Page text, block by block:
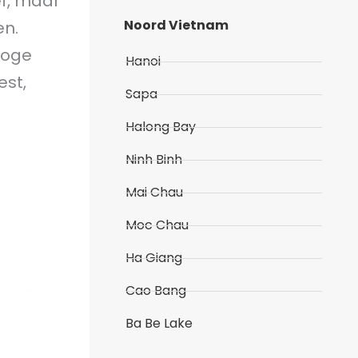
Noord Vietnam
Hanoi
Sapa
Halong Bay
Ninh Binh
Mai Chau
Moc Chau
Ha Giang
Cao Bang
Ba Be Lake